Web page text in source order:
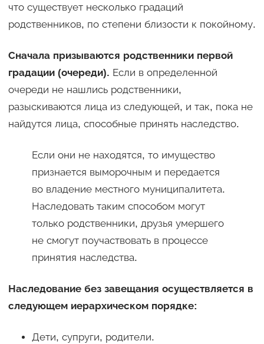
что существует несколько градаций
родственников, по степени близости к покойному.
Сначала призываются родственники первой
градации (очереди). Если в определенной
очереди не нашлись родственники,
разыскиваются лица из следующей, и так, пока не
найдутся лица, способные принять наследство.
Если они не находятся, то имущество
признается выморочным и передается
во владение местного муниципалитета.
Наследовать таким способом могут
только родственники, друзья умершего
не смогут поучаствовать в процессе
принятия наследства.
Наследование без завещания осуществляется в
следующем иерархическом порядке:
Дети, супруги, родители.